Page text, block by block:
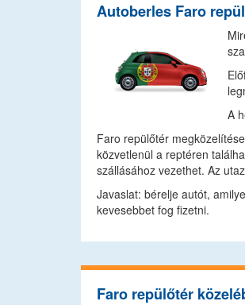
Autoberles Faro
A
Faro repülőtér
közvetlenül a reptéren
szállásához vezethet. Az
Javaslat: bérelje autót,
kevesebbet fog fizetni.
Faro repülőtér